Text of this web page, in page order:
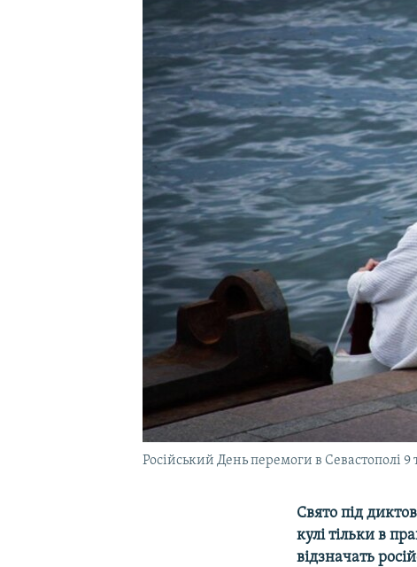
УКРАЇНСЬКА ПРОБЛЕМА КРИМУ
Російський День перемоги в Севастополі 9
Свято під
кулі тільки в
відзначать